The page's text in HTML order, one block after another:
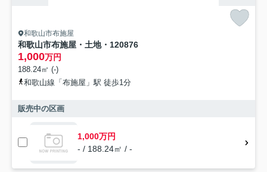
和歌山市布施屋
和歌山市布施屋・土地・120876
1,000万円
188.24㎡ (-)
和歌山線「布施屋」駅 徒歩1分
販売中の区画
1,000万円
- / 188.24㎡ / -